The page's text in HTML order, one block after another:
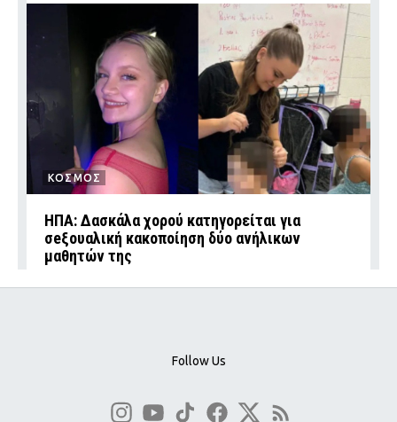
ΚΟΣΜΟΣ
ΗΠΑ: Δασκάλα χορού κατηγορείται για
σeξουαλική κακοποίηση δύο ανήλικων
μαθητών της
Follow Us